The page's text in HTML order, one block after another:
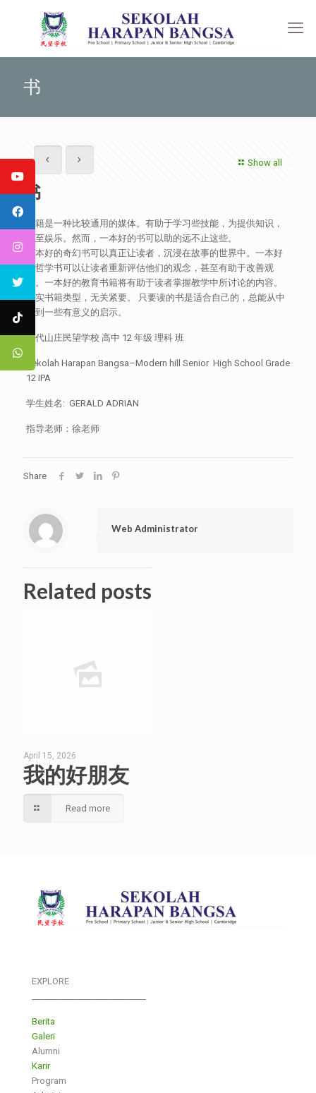
书
Show all
书
书籍是一种比较通用的媒体。有助于学习些技能，为提供知识，
甚至娱乐。然而，一本好的书可以助的远不止这些。
一本好的奇幻书可以真正让读者，沉浸在故事的世界中。一本好
的哲学书可以让读者重新评估他们的观念，甚至有助于改善观
念。一本好的教育书籍将有助于读者掌握教学中所讨论的内容。
其实书籍类型，无关紧要。 只要读的书是适合自己的，总能从中
收到一些有意义的启示。
现代山庄民望学校 高中 12 年级 理科 班
Sekolah Harapan Bangsa–Modern hill Senior High School Grade
12 IPA
学生姓名: GERALD ADRIAN
指导老师：徐老师
Share
Web Administrator
Related posts
April 15, 2026
我的好朋友
Read more
EXPLORE
Berita
Galeri
Alumni
Karir
Program